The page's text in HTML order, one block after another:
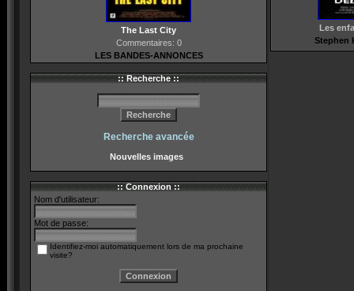
The Last City
Commentaires: 0
LES BANDES-ANNONCES
:: Recherche ::
Recherche avancée
Nouvelles images
:: Connexion ::
Nom d'utilisateur:
Mot de passe:
Identifiez-moi automatiquement lors de ma prochaine
visite?
Les
Stephen